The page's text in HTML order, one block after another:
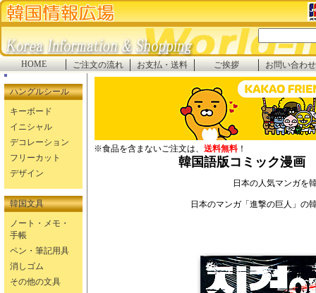
HOME ご注文の流れ お支払・送料 ご挨拶 お問い合わせ
ハングルシール
キーボード
イニシャル
デコレーション
フリーカット
デザイン
韓国文具
ノート・メモ・
手帳
ペン・筆記用具
消しゴム
その他の文具
※食品を含まないご注文は、 送料無料 ！
韓国語版コミック漫
日本の人気マンガを
日本のマンガ「進撃の巨人」の